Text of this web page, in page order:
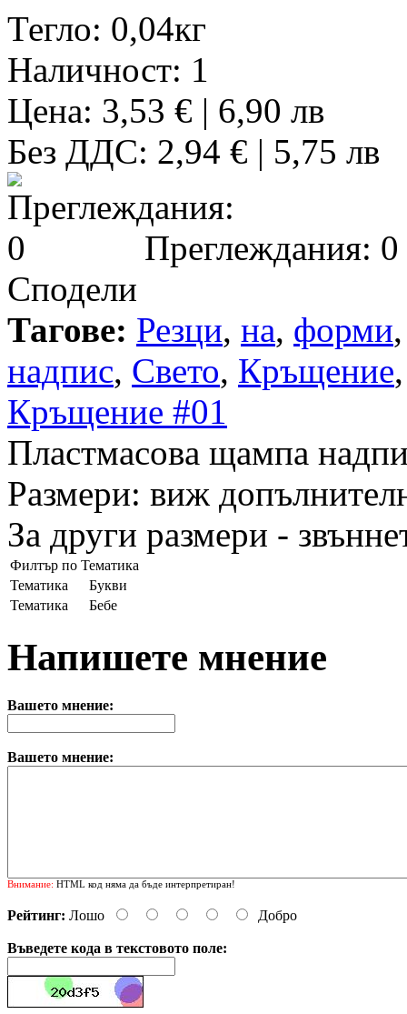
Тегло: 0,04кг
Наличност: 1
Цена: 3,53 € | 6,90 лв
Без ДДС: 2,94 € | 5,75 лв
Преглеждания: 0
Сподели
Тагове: Резци, на, форми
надпис, Свето, Кръщение
Кръщение #01
Пластмасовa щампа
Размери: виж
За други размери -
Филтър по Тематика
Тематика
Букви
Тематика
Бебе
Напишете мнение
Вашето мнение:
Вашето мнение:
Внимание: HTML код няма да бъде интерпретиран!
Рейтинг: Лошо Добро
Въведете кода в текстовото поле: